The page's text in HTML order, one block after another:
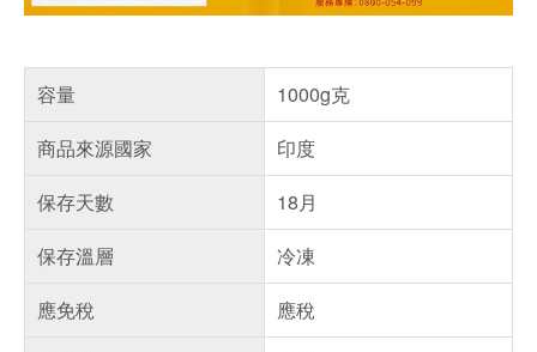
容量
1000g克
商品來源國家
印度
保存天數
18月
保存溫層
冷凍
應免稅
應稅